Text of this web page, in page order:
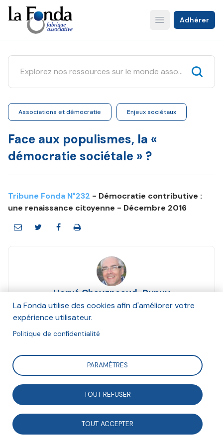
Aller
au
contenu
principal
Open main menu
Adhérer
Associations et démocratie Enjeux sociétaux
Face aux populismes, la «
démocratie sociétale » ?
Tribune Fonda N°232 - Démocratie contributive :
une renaissance citoyenne - Décembre 2016
Hervé Chaygneaud-Dupuy
Décembre 2016
Retour sur le constat de dévitalisation de notre
démocratie et analyse des conditions permettant de
repenser notre modèle démocratique.
Cet article est une contribution de la version numérique
La Fonda utilise des cookies afin d'améliorer votre
expérience utilisateur.
Politique de confidentialité
PARAMÈTRES
TOUT REFUSER
TOUT ACCEPTER